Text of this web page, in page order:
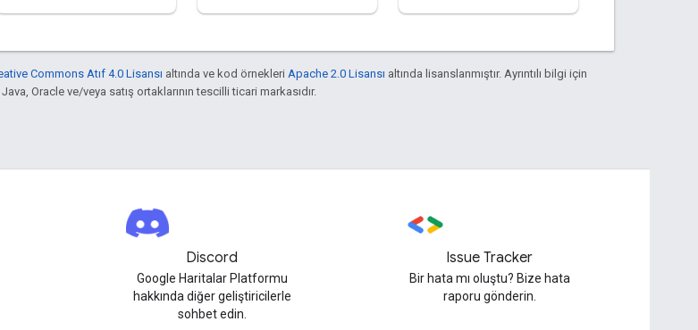
Commons Atıf 4.0 Lisansı altında ve kod örnekleri Apache 2.0 Lisansı altında lisanslanmıştır. Ayrıntılı bilgi için
Oracle ve/veya satış ortaklarının tescilli ticari markasıdır.
Discord
Google Haritalar Platformu
hakkında diğer geliştiricilerle
sohbet edin.
Issue Tracker
Bir hata mı oluştu? Bize hata
raporu gönderin.